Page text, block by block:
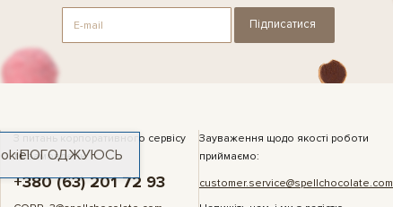
Підписатися
З питань корпоративного сервісу
та замовлень:
+380 (63) 201 72 93
Зауваження щодо якості роботи
приймаємо:
customer.service@spellchocolate.com
ПОГОДЖУЮСЬ